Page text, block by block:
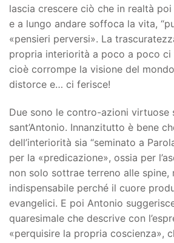
lascia crescere ciò che in realtà
e a lungo andare soffoca la vita,
«pensieri perversi». La
propria interiorità a poco a poco ci
cioè corrompe la visione del
distorce e… ci ferisce!
Due sono le contro-azioni virtuose
sant’Antonio. Innanzitutto è bene
dell’interiorità sia “seminato a
per la «predicazione», ossia per
non solo sottrae terreno alle spine,
indispensabile perché il cuore
evangelici. E poi Antonio
quaresimale che descrive con
«perquisire la propria coscienza»,